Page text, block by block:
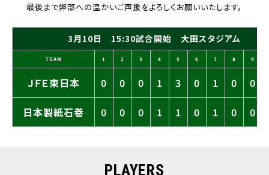
最後まで弊部への温かいご声援をよろしくお願いいたします。
3月10日 15:30試合開始 大田スタジアム
TEAM 1 2 3 4 5 6 7 8 9
ＪＦＥ東日本 0 0 0 1 3 0 1 0 0
日本製紙石巻 0 0 0 1 1 0 1 0 0
PLAYERS